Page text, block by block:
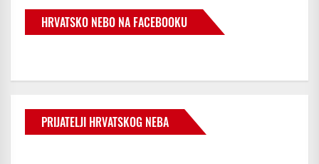
HRVATSKO NEBO NA FACEBOOKU
PRIJATELJI HRVATSKOG NEBA